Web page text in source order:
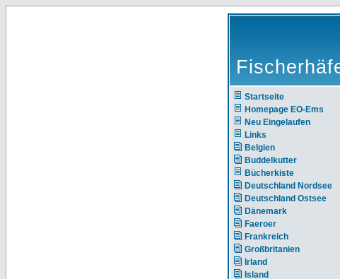
Startseite
Homepage EO-Ems
Neu Eingelaufen
Links
Belgien
Buddelkutter
Bücherkiste
Deutschland Nordsee
Deutschland Ostsee
Dänemark
Faeroer
Frankreich
Großbritanien
Irland
Island